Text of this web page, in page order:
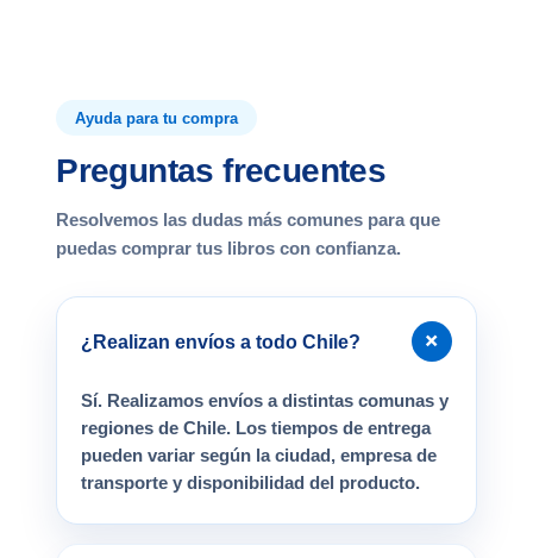
Ayuda para tu compra
Preguntas frecuentes
Resolvemos las dudas más comunes para que
puedas comprar tus libros con confianza.
¿Realizan envíos a todo Chile? +
Sí. Realizamos envíos a distintas comunas y
regiones de Chile. Los tiempos de entrega
pueden variar según la ciudad, empresa de
transporte y disponibilidad del producto.